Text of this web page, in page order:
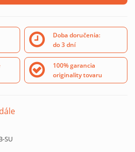
Doba doručenia:
do 3 dní
100% garancia
originality tovaru
SU